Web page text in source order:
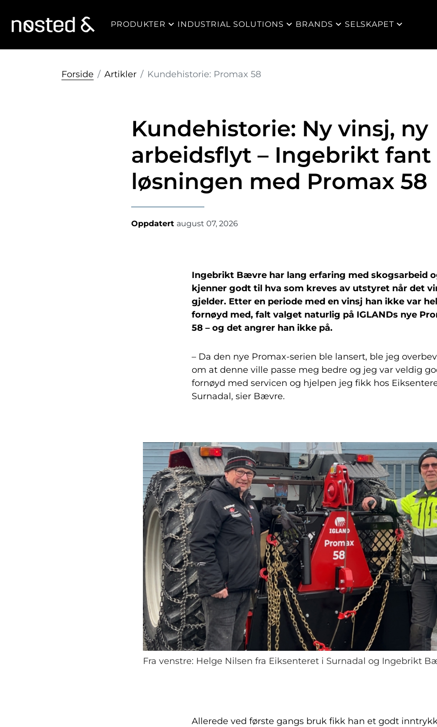
PRODUKTER INDUSTRIAL SOLUTIONS BRANDS SELSKAPET
Forside Artikler Kundehistorie: Promax 58
Kundehistorie: Ny vinsj, ny
arbeidsflyt – Ingebrikt fant
løsningen med Promax 58
Oppdatert august 07, 2026
Ingebrikt Bævre har lang erfaring med skogsarbeid
kjenner godt til hva som kreves av utstyret når det
gjelder. Etter en periode med en vinsj han ikke var
fornøyd med, falt valget naturlig på IGLANDs nye
58 – og det angrer han ikke på.
– Da den nye Promax-serien ble lansert, ble jeg
om at denne ville passe meg bedre og jeg var veldig
fornøyd med servicen og hjelpen jeg fikk hos
Surnadal, sier Bævre.
Fra venstre: Helge Nilsen fra Eiksenteret i Surnadal og Ingebrikt
Allerede ved første gangs bruk fikk han et godt